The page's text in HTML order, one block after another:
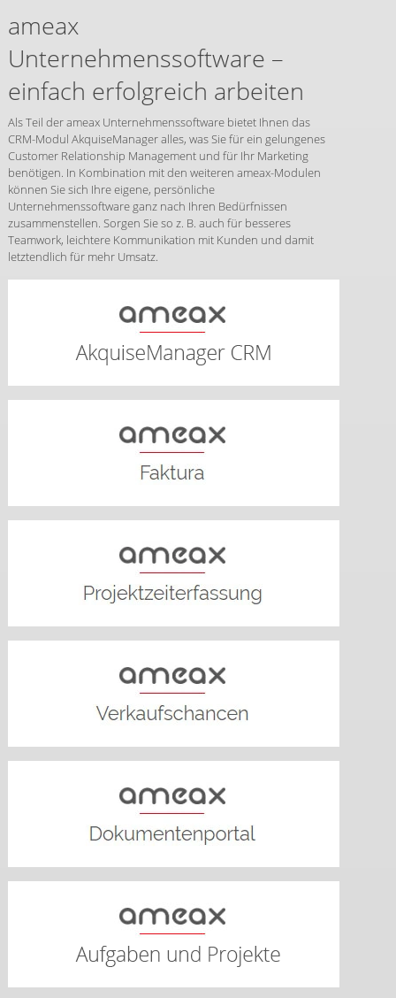
ameax
Unternehmenssoftware –
einfach erfolgreich arbeiten
Als Teil der ameax Unternehmenssoftware bietet Ihnen das
CRM-Modul AkquiseManager alles, was Sie für ein gelungenes
Customer Relationship Management und für Ihr Marketing
benötigen. In Kombination mit den weiteren ameax-Modulen
können Sie sich Ihre eigene, persönliche
Unternehmenssoftware ganz nach Ihren Bedürfnissen
zusammenstellen. Sorgen Sie so z. B. auch für besseres
Teamwork, leichtere Kommunikation mit Kunden und damit
letztendlich für mehr Umsatz.